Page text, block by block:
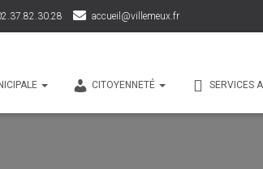
accueil@villemeux.fr
CITOYENNETÉ SERVICES